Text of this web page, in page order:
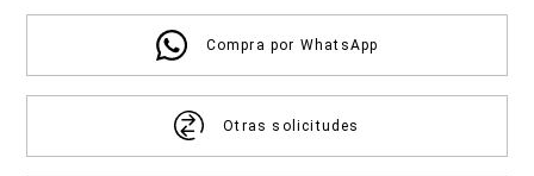
Compra por WhatsApp
Otras solicitudes